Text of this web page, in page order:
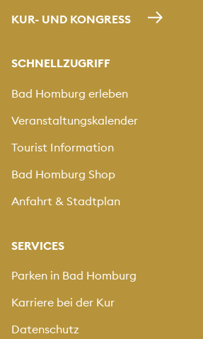
KUR- UND KONGRESS
SCHNELLZUGRIFF
Bad Homburg erleben
Veranstaltungskalender
Tourist Information
Bad Homburg Shop
Anfahrt & Stadtplan
SERVICES
Parken in Bad Homburg
Karriere bei der Kur
Datenschutz